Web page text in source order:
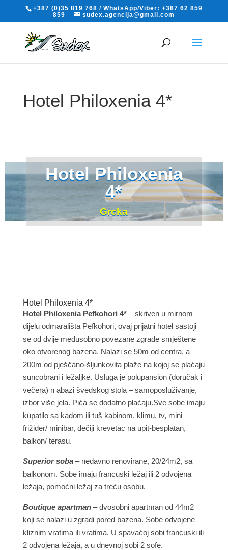
+387 (0)35 819 768 / WhatsApp/Viber: +387 62 859
859
sudex.agencija@gmail.com
Hotel Philoxenia 4*
Hotel Philoxenia
4*
Grcka
Hotel Philoxenia 4*
Hotel Philoxenia Pefkohori 4* – skriven u mirnom
dijelu odmarališta Pefkohori, ovaj prijatni hotel sastoji
se od dvije međusobno povezane zgrade smještene
oko otvorenog bazena. Nalazi se 50m od centra, a
200m od pješčano-šljunkovita plaže na kojoj se plaćaju
suncobrani i ležaljke. Usluga je polupansion (doručak i
večera) n abazi švedskog stola – samoposluživanje,
izbor više jela. Pića se dodatno plaćaju.Sve sobe imaju
kupatilo sa kadom ili tuš kabinom, klimu, tv, mini
frižider/ minibar, dečiji krevetac na upit-besplatan,
balkon/ terasu.
Superior soba– nedavno renovirane, 20/24m2, sa
balkonom. Sobe imaju francuski ležaj ili 2 odvojena
ležaja, pomoćni ležaj za treću osobu.
Boutique apartman– dvosobni apartman od 44m2
koji se nalazi u zgradi pored bazena. Sobe odvojene
kliznim vratima ili vratima. U spavaćoj sobi francuski ili
2 odvojena ležaja, a u dnevnoj sobi 2 sofe.